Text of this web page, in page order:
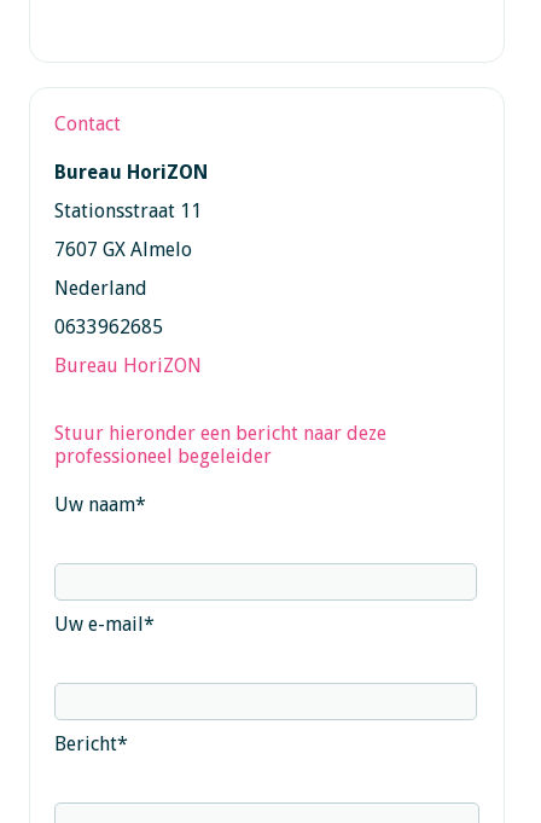
Contact
Bureau HoriZON
Stationsstraat 11
7607 GX Almelo
Nederland
0633962685
Bureau HoriZON
Stuur hieronder een bericht naar deze
professioneel begeleider
Uw naam*
Uw e-mail*
Bericht*